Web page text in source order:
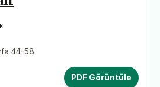
44-58
PDF Görüntüle